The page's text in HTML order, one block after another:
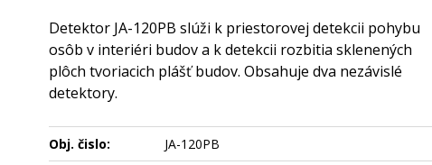
Detektor JA-120PB slúži k priestorovej detekcii pohybu
osôb v interiéri budov a k detekcii rozbitia sklenených
plôch tvoriacich plášť budov. Obsahuje dva nezávislé
detektory.
Obj. čislo: JA-120PB